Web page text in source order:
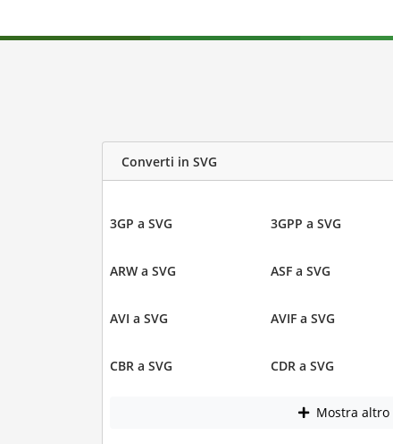
Converti in SVG
3GP a SVG 3GPP a SVG
ARW a SVG ASF a SVG
AVI a SVG AVIF a SVG
CBR a SVG CDR a SVG
Mostra altro